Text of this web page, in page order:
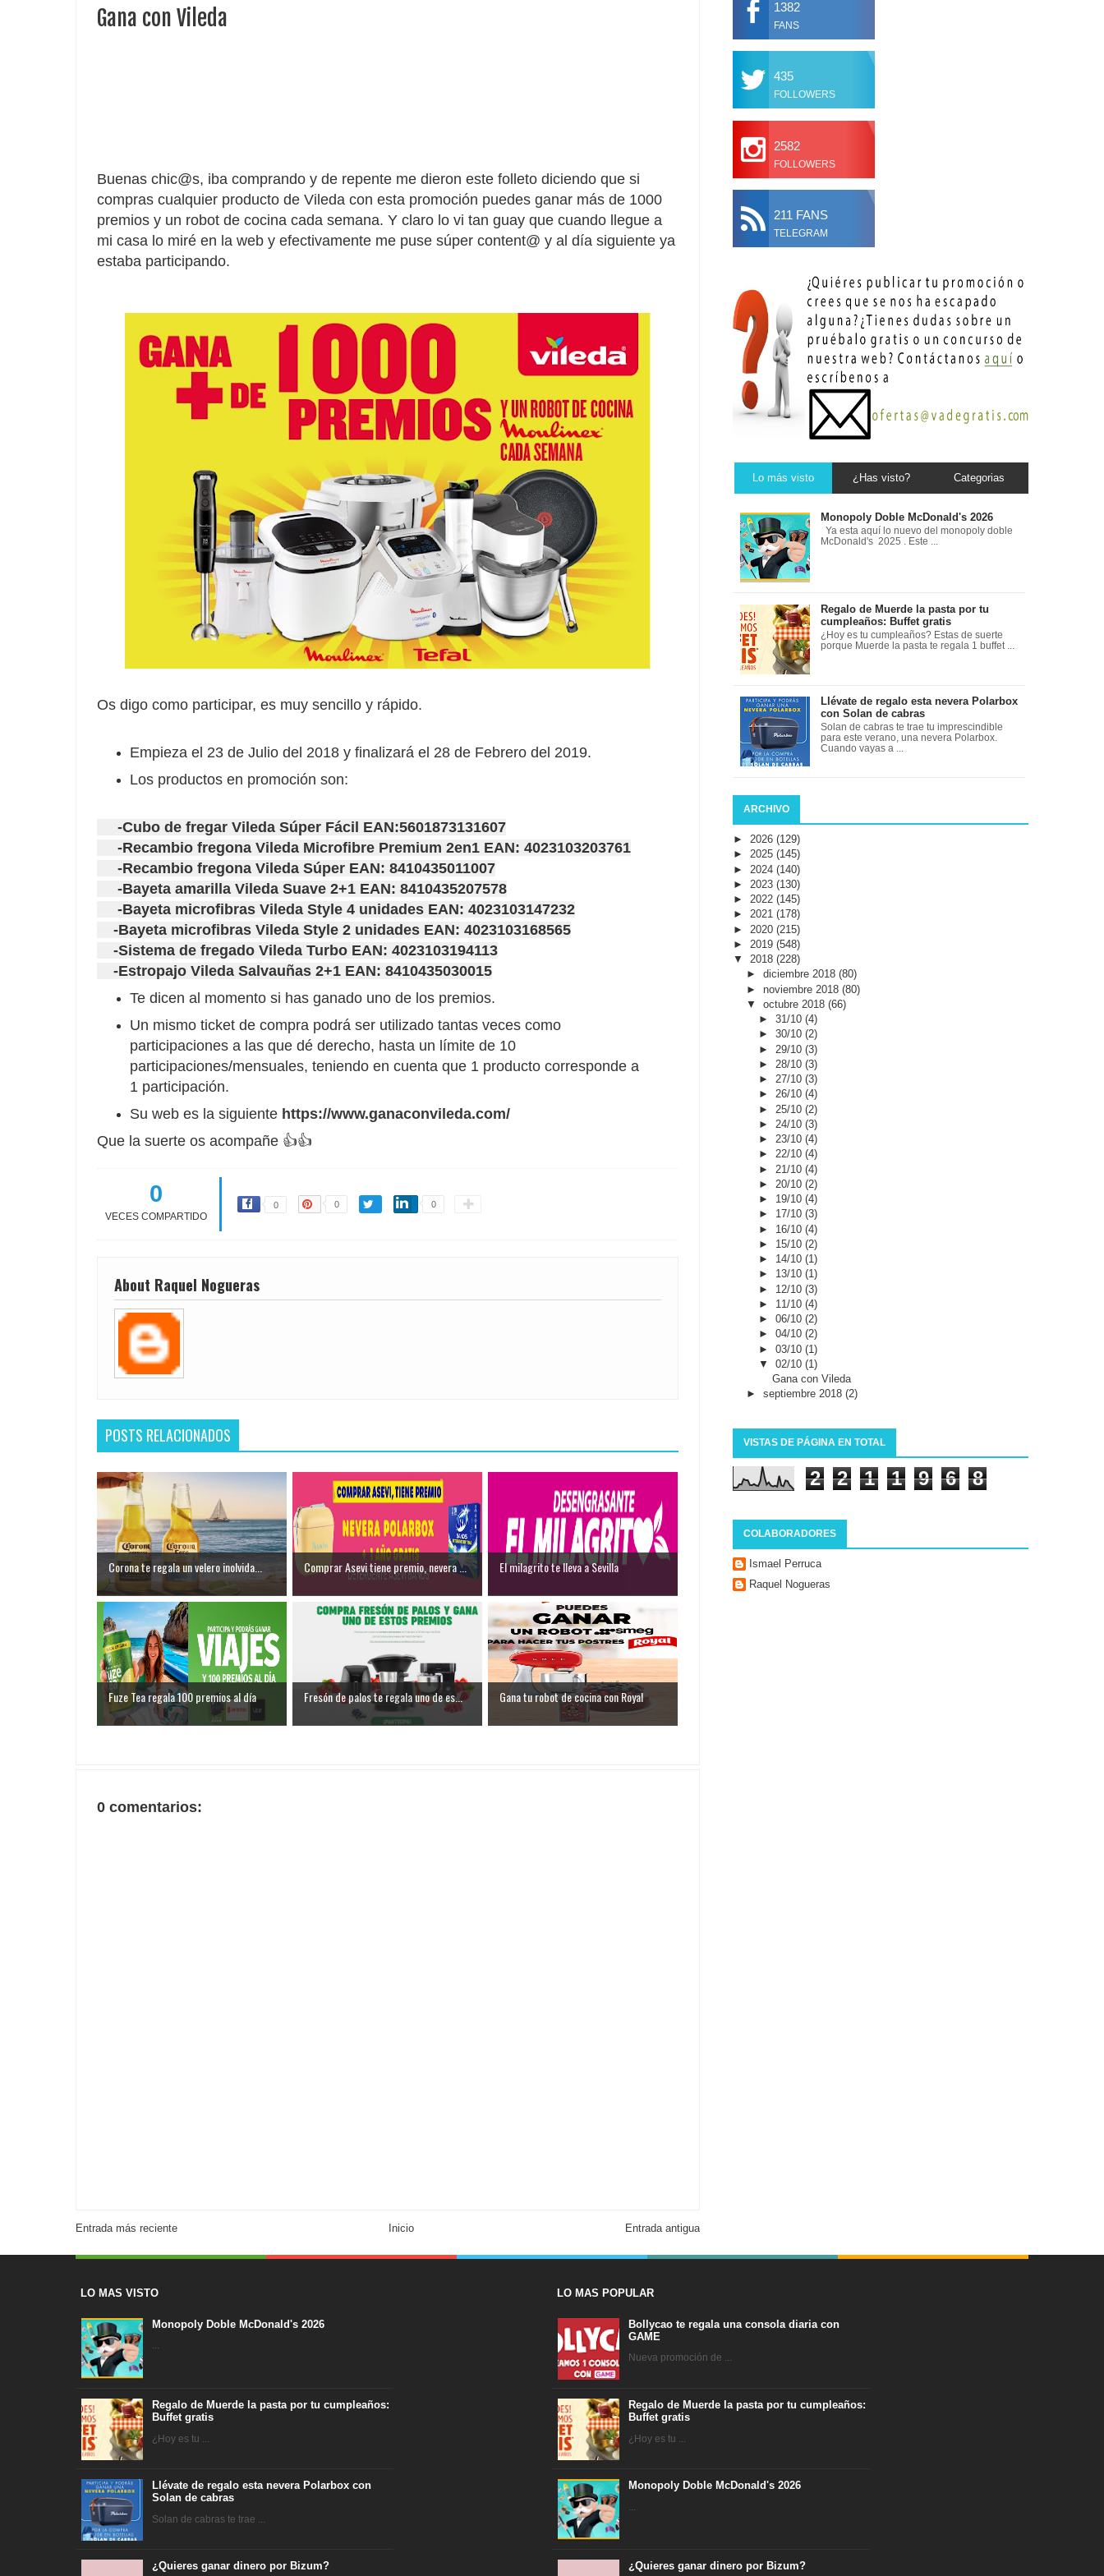
Gana con Vileda
Buenas chic@s, iba comprando y de repente me dieron este folleto diciendo que si
compras cualquier producto de Vileda con esta promoción puedes ganar más de 1000
premios y un robot de cocina cada semana. Y claro lo vi tan guay que cuando llegue a
mi casa lo miré en la web y efectivamente me puse súper content@ y al día siguiente ya
estaba participando.
Os digo como participar, es muy sencillo y rápido.
Empieza el 23 de Julio del 2018 y finalizará el 28 de Febrero del 2019.
Los productos en promoción son:
-Cubo de fregar Vileda Súper Fácil EAN:5601873131607
-Recambio fregona Vileda Microfibre Premium 2en1 EAN: 4023103203761
-Recambio fregona Vileda Súper EAN: 8410435011007
-Bayeta amarilla Vileda Suave 2+1 EAN: 8410435207578
-Bayeta microfibras Vileda Style 4 unidades EAN: 4023103147232
-Bayeta microfibras Vileda Style 2 unidades EAN: 4023103168565
-Sistema de fregado Vileda Turbo EAN: 4023103194113
-Estropajo Vileda Salvauñas 2+1 EAN: 8410435030015
Te dicen al momento si has ganado uno de los premios.
Un mismo ticket de compra podrá ser utilizado tantas veces como
participaciones a las que dé derecho, hasta un límite de 10
participaciones/mensuales, teniendo en cuenta que 1 producto corresponde a
1 participación.
Su web es la siguiente https://www.ganaconvileda.com/
Que la suerte os acompañe 👍👍
0
VECES COMPARTIDO
0 0 0
About Raquel Nogueras
POSTS RELACIONADOS
Corona te regala un velero inolvida... Comprar Asevi tiene premio, nevera ... El milagrito te lleva a Sevilla
Fuze Tea regala 100 premios al día Fresón de palos te regala uno de es... Gana tu robot de cocina con Royal
0 comentarios:
Entrada más reciente Entrada antigua
Inicio
1382
FANS
435
FOLLOWERS
2582
FOLLOWERS
211 FANS
TELEGRAM
Lo más visto ¿Has visto? Categorias
Monopoly Doble McDonald's 2026
Ya esta aquí lo nuevo del monopoly doble
McDonald's 2025 . Este ...
Regalo de Muerde la pasta por tu
cumpleaños: Buffet gratis
¿Hoy es tu cumpleaños? Estas de suerte
porque Muerde la pasta te regala 1 buffet ...
Llévate de regalo esta nevera Polarbox
con Solan de cabras
Solan de cabras te trae tu imprescindible
para este verano, una nevera Polarbox.
Cuando vayas a ...
ARCHIVO
► 2026 (129)
► 2025 (145)
► 2024 (140)
► 2023 (130)
► 2022 (145)
► 2021 (178)
► 2020 (215)
► 2019 (548)
▼ 2018 (228)
► diciembre 2018 (80)
► noviembre 2018 (80)
▼ octubre 2018 (66)
►31/10(4)
►30/10(2)
► 29/10(3)
► 28/10(3)
►27/10(3)
►26/10(4)
► 25/10(2)
► 24/10(3)
►23/10(4)
►22/10(4)
► 21/10(4)
► 20/10(2)
► 19/10(4)
► 17/10(3)
► 16/10(4)
► 15/10(2)
► 14/10(1)
► 13/10(1)
► 12/10(3)
► 11/10(4)
►06/10(2)
►04/10(2)
►03/10(1)
▼02/10(1)
Gana con Vileda
► septiembre 2018 (2)
VISTAS DE PÁGINA EN TOTAL
2 2 1 1 9 6 8
COLABORADORES
Ismael Perruca
Raquel Nogueras
LO MAS VISTO
Monopoly Doble McDonald's 2026
...
Regalo de Muerde la pasta por tu cumpleaños:
Buffet gratis
¿Hoy es tu ...
Llévate de regalo esta nevera Polarbox con
Solan de cabras
Solan de cabras te trae ...
¿Quieres ganar dinero por Bizum?
LO MAS POPULAR
Bollycao te regala una consola diaria con
GAME
Nueva promoción de ...
Regalo de Muerde la pasta por tu cumpleaños:
Buffet gratis
¿Hoy es tu ...
Monopoly Doble McDonald's 2026
¿Quieres ganar dinero por Bizum?